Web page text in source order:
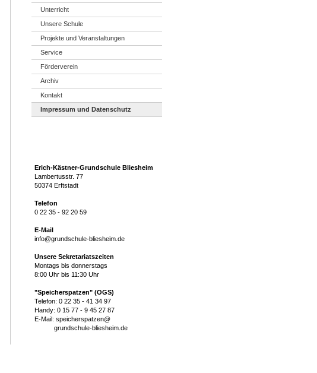
Unterricht
Unsere Schule
Projekte und Veranstaltungen
Service
Förderverein
Archiv
Kontakt
Impressum und Datenschutz
Erich-Kästner-Grundschule Bliesheim
Lambertusstr. 77
50374 Erftstadt
Telefon
0 22 35 - 92 20 59
E-Mail
info@grundschule-bliesheim.de
Unsere Sekretariatszeiten
Montags bis donnerstags
8:00 Uhr bis 11:30 Uhr
"Speicherspatzen" (OGS)
Telefon: 0 22 35 - 41 34 97
Handy: 0 15 77 - 9 45 27 87
E-Mail: speicherspatzen@
grundschule-bliesheim.de